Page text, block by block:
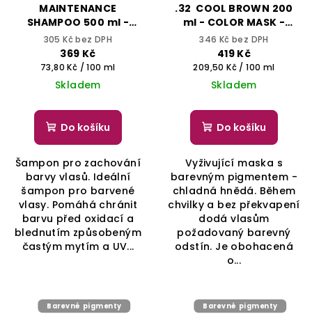
MAINTENANCE
SHAMPOO 500 ml -
COLOR CARE - YELLOW
PROFESSIONAL
305 Kč bez DPH
369 Kč
Měrná
cena:
73,80 Kč / 100 ml
Skladem
Do košíku
Šampon pro zachování
barvy vlasů. Ideální
šampon pro barvené
vlasy. Pomáhá chránit
barvu před oxidací a
blednutím způsobeným
častým mytím a UV...
.32 COOL BROWN 200
ml - COLOR MASK -
YELLOW PROFESSIONAL
346 Kč bez DPH
419 Kč
Měrná
cena:
209,50 Kč / 100 ml
Skladem
Do košíku
Vyživující maska s
barevným pigmentem -
chladná hnědá. Během
chvilky a bez překvapení
dodá vlasům
požadovaný barevný
odstín. Je obohacená
o...
Barevné pigmenty Barevné pigmenty